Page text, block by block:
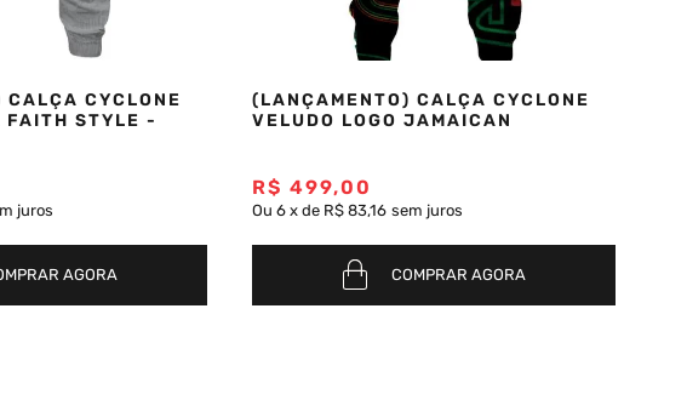
CYCLONE
FAITH STYLE -
juros
AGORA
(LANÇAMENTO) CALÇA CYCLONE
VELUDO LOGO JAMAICAN
R$ 499,00
Ou6 x de R$ 83,16 sem juros
COMPRAR AGORA